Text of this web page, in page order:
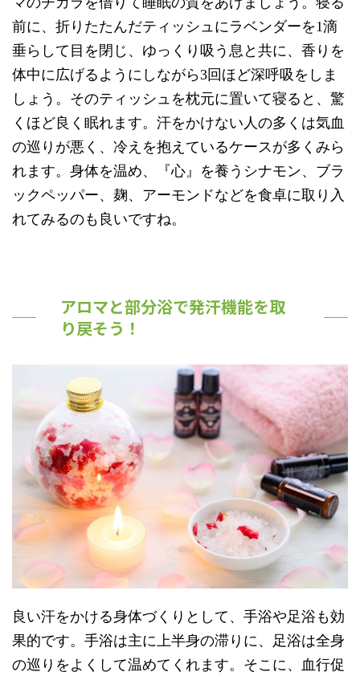
前に、折りたたんだティッシュにラベンダーを1滴
垂らして目を閉じ、ゆっくり吸う息と共に、香りを
体中に広げるようにしながら3回ほど深呼吸をしま
しょう。そのティッシュを枕元に置いて寝ると、驚
くほど良く眠れます。汗をかけない人の多くは気血
の巡りが悪く、冷えを抱えているケースが多くみら
れます。身体を温め、『心』を養うシナモン、ブラ
ックペッパー、麹、アーモンドなどを食卓に取り入
れてみるのも良いですね。
アロマと部分浴で発汗機能を取
り戻そう！
良い汗をかける身体づくりとして、手浴や足浴も効
果的です。手浴は主に上半身の滞りに、足浴は全身
の巡りをよくして温めてくれます。そこに、血行促